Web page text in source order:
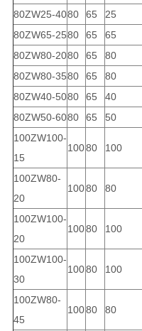
80ZW25-4080 65 25
80ZW65-2580 65 65
80ZW80-2080 65 80
80ZW80-3580 65 80
80ZW40-5080 65 40
80ZW50-6080 65 50
100ZW100-
15
10080 100
100ZW80-
20
10080 80
100ZW100-
20
10080 100
100ZW100-
30
10080 100
100ZW80-
45
10080 80